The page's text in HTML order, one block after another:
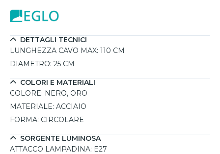
lungo 110 cm consente un'installazione versatile anche in
moderno senza rinunciare al calore dei materiali classici.
(collezione Escandell di Eglo)
DETTAGLI TECNICI
LUNGHEZZA CAVO MAX: 110 CM
DIAMETRO: 25 CM
COLORI E MATERIALI
COLORE: NERO, ORO
MATERIALE: ACCIAIO
FORMA: CIRCOLARE
SORGENTE LUMINOSA
ATTACCO LAMPADINA: E27